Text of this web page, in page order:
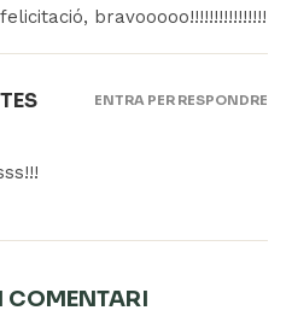
bravooooo!!!!!!!!!!!!!!!!
ENTRA PER RESPONDRE
COMENTARI